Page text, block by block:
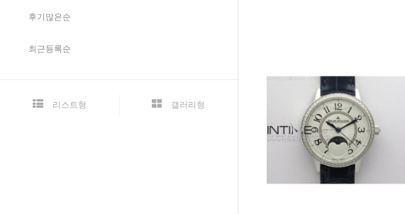
후기많은순
최근등록순
리스트형 갤러리형